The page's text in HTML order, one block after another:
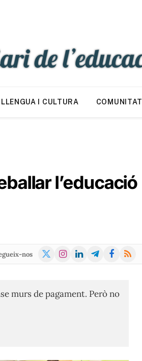
LLENGUA I CULTURA COMUNITAT
l’educació
nos
X
Instagram
LinkedInTelegramFacebook
RSS
murs de pagament. Però no